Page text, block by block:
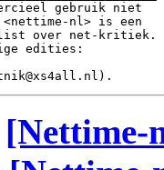
gebruik niet
<nettime-nl> is een
over net-kritiek.
edities: